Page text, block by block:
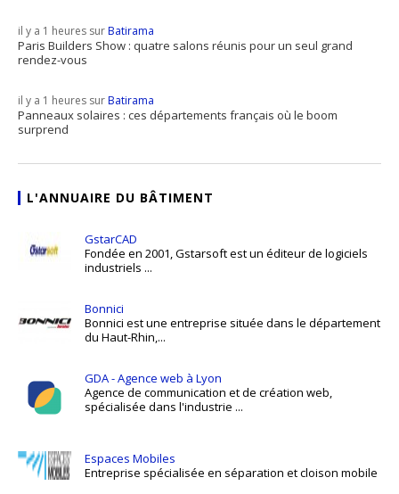
il y a 1 heures surBatirama
Paris Builders Show : quatre salons réunis pour un seul grand
rendez-vous
il y a 1 heures surBatirama
Panneaux solaires : ces départements français où le boom
surprend
L'ANNUAIRE DU BÂTIMENT
GstarCAD
Fondée en 2001, Gstarsoft est un éditeur de logiciels
industriels ...
Bonnici
Bonnici est une entreprise située dans le département
du Haut-Rhin,...
GDA - Agence web à Lyon
Agence de communication et de création web,
spécialisée dans l'industrie ...
Espaces Mobiles
Entreprise spécialisée en séparation et cloison mobile